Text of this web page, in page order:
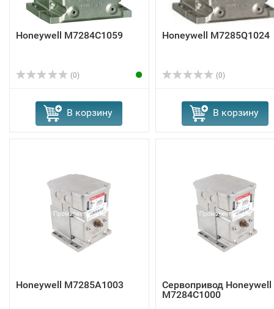
Honeywell M7284C1059
(0)
В корзину
Honeywell M7285Q1024
(0)
В корзину
Honeywell M7285A1003
Сервопривод Honeywell
M7284C1000